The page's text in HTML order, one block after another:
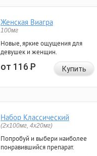
Женская Виагра
100мг
Новые, яркие ощущения для
девушек и женщин.
от 116Р Купить
Набор Классический
(2x100мг, 4x20мг)
Попробуй и выбери наиболее
понравившийся препарат.